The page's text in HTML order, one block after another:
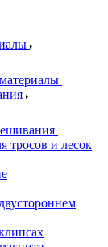
тросов и лесок